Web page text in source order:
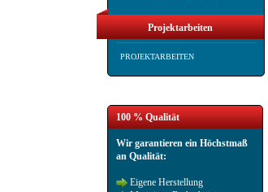
Projektarbeiten
PROJEKTARBEITEN
100 % Qualität
Wir garantieren ein Höchstmaß
an Qualität:
Eigene Herstellung